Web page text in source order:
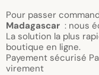
Pour passer
Madagascar : nous
La solution la plus
boutique en ligne.
Payement sécurisé
virement